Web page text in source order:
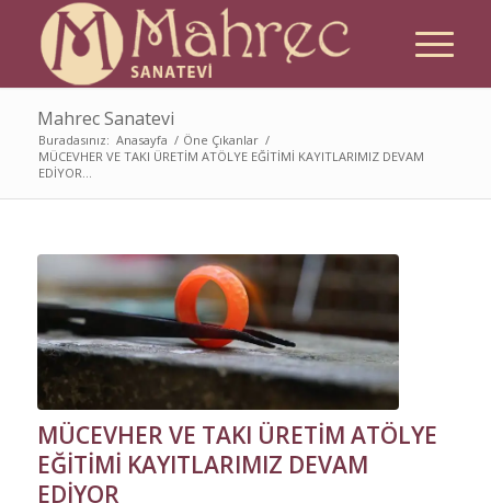
Mahrec Sanatevi
Buradasınız: Anasayfa / Öne Çıkanlar /
MÜCEVHER VE TAKI ÜRETİM ATÖLYE EĞİTİMİ KAYITLARIMIZ DEVAM
EDİYOR...
MÜCEVHER VE TAKI ÜRETİM ATÖLYE
EĞİTİMİ KAYITLARIMIZ DEVAM
EDİYOR